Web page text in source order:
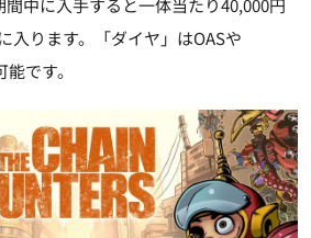
中に入手すると一体当たり40,000円
入ります。「ダイヤ」はOASや
です。